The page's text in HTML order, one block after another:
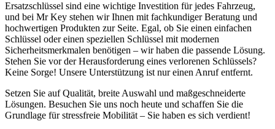
Ersatzschlüssel sind eine wichtige Investition für jedes Fahrzeug,
und bei Mr Key stehen wir Ihnen mit fachkundiger Beratung und
hochwertigen Produkten zur Seite. Egal, ob Sie einen einfachen
Schlüssel oder einen speziellen Schlüssel mit modernen
Sicherheitsmerkmalen benötigen – wir haben die passende Lösung.
Stehen Sie vor der Herausforderung eines verlorenen Schlüssels?
Keine Sorge! Unsere Unterstützung ist nur einen Anruf entfernt.
Setzen Sie auf Qualität, breite Auswahl und maßgeschneiderte
Lösungen. Besuchen Sie uns noch heute und schaffen Sie die
Grundlage für stressfreie Mobilität – Sie haben es sich verdient!